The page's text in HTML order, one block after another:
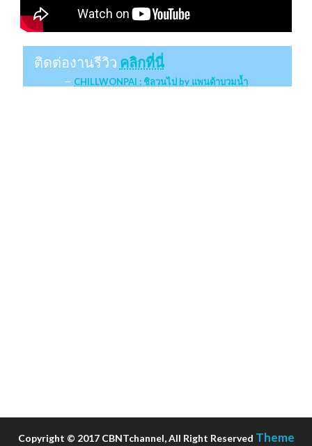
ติดต่องานรีวิว คลิกที่นี่
CHILLWONPAI : ชิลวนไป by แพนด้าบวมน้ำ
Copyright © 2017 CBNTchannel, All Right Reserved Theme